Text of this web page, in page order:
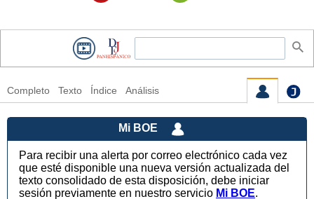
Completo Texto Índice Análisis
Mi BOE
Para recibir una alerta por correo electrónico cada vez
que esté disponible una nueva versión actualizada del
texto consolidado de esta disposición, debe iniciar
sesión previamente en nuestro servicio Mi BOE.